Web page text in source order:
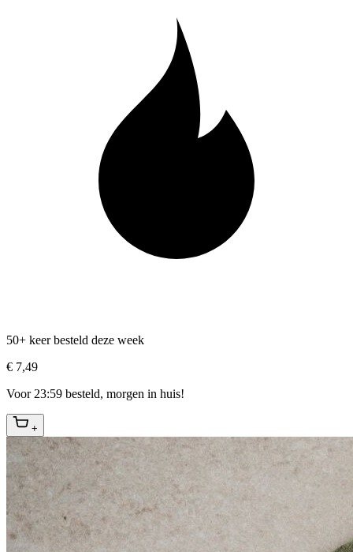
50+ keer besteld deze week
€ 7,49
Voor 23:59 besteld, morgen in huis!
+